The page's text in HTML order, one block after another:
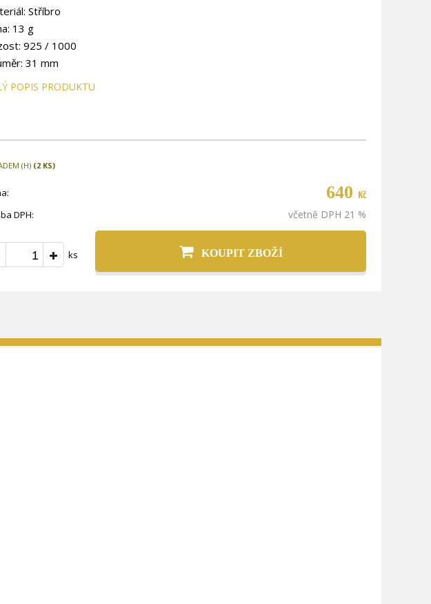
Stříbro
13 g
925 / 1000
31 mm
PROOF
emise: Ne
Modrá plastová etue M33
Česká národní banka
hodnota: 200 Kč
POPIS PRODUKTU
(H) (2 KS)
640 Kč
DPH: včetně DPH 21 %
ks KOUPIT ZBOŽÍ